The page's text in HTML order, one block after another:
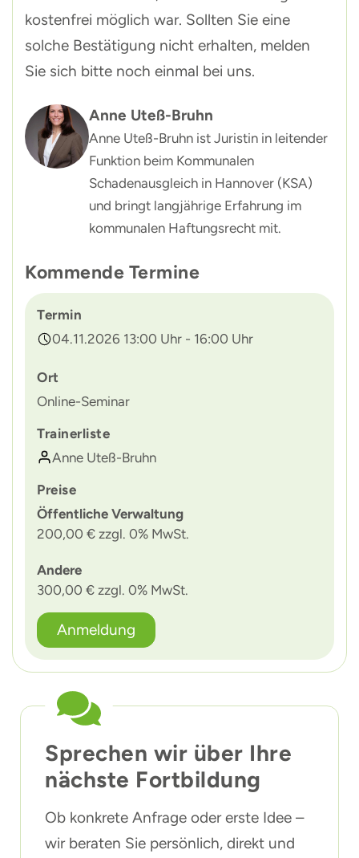
kostenfrei möglich war. Sollten Sie eine
solche Bestätigung nicht erhalten, melden
Sie sich bitte noch einmal bei uns.
Anne Uteß-Bruhn
Anne Uteß-Bruhn ist Juristin in leitender
Funktion beim Kommunalen
Schadenausgleich in Hannover (KSA)
und bringt langjährige Erfahrung im
kommunalen Haftungsrecht mit.
Kommende Termine
Termin
04.11.2026 13:00 Uhr - 16:00 Uhr
Ort
Online-Seminar
Trainerliste
Anne Uteß-Bruhn
Preise
Öffentliche Verwaltung
200,00 € zzgl. 0% MwSt.
Andere
300,00 € zzgl. 0% MwSt.
Anmeldung
Sprechen wir über Ihre
nächste Fortbildung
Ob konkrete Anfrage oder erste Idee –
wir beraten Sie persönlich, direkt und